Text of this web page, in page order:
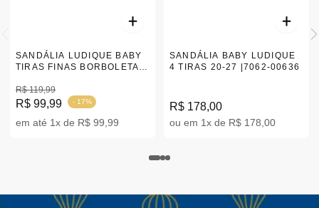
SANDÁLIA LUDIQUE BABY
TIRAS FINAS BORBOLETA
R$ 119,99
R$ 99,99 - 17%
em até 1x de R$ 99,99
SANDÁLIA BABY LUDIQUE
4 TIRAS 20-27 |7062-00636
R$ 178,00
ou em 1x de R$ 178,00